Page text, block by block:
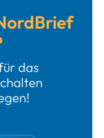
das